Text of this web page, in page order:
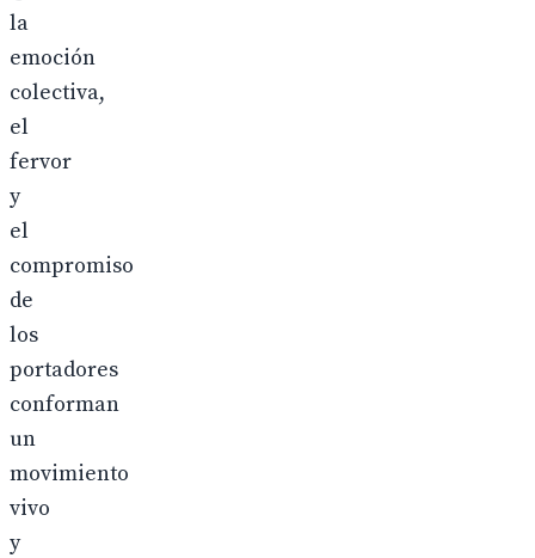
la
emoción
colectiva,
el
fervor
y
el
compromiso
de
los
portadores
conforman
un
movimiento
vivo
y